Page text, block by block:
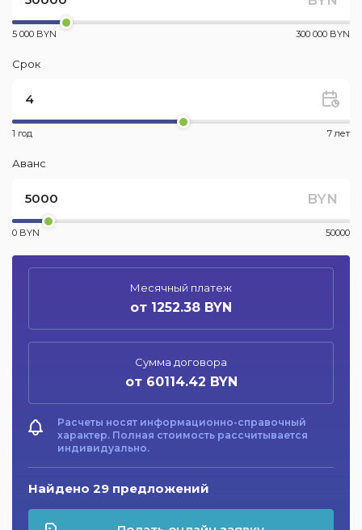
5 000 BYN 300 000 BYN
Срок
1 год 7 лет
Аванс
BYN
0 BYN 50000
Месячный платеж
от 1252.38 BYN
Сумма договора
от 60114.42 BYN
Расчеты носят информационно-справочный
характер. Полная стоимость рассчитывается
индивидуально.
Найдено 29 предложений